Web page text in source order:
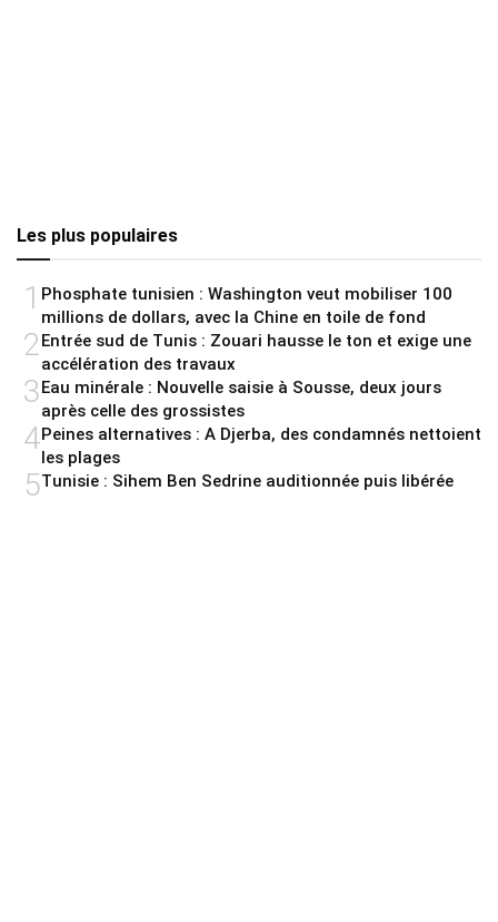
Les plus populaires
1 Phosphate tunisien : Washington veut mobiliser 100
millions de dollars, avec la Chine en toile de fond
2 Entrée sud de Tunis : Zouari hausse le ton et exige une
accélération des travaux
3 Eau minérale : Nouvelle saisie à Sousse, deux jours
après celle des grossistes
4Peines alternatives : A Djerba, des condamnés nettoient
les plages
5Tunisie : Sihem Ben Sedrine auditionnée puis libérée